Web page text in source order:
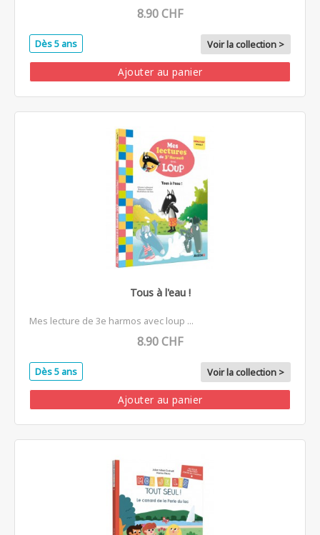
8.90 CHF
Dès 5 ans Voir la collection >
Ajouter au panier
Tous à l'eau !
Mes lecture de 3e harmos avec loup ...
8.90 CHF
Dès 5 ans Voir la collection >
Ajouter au panier